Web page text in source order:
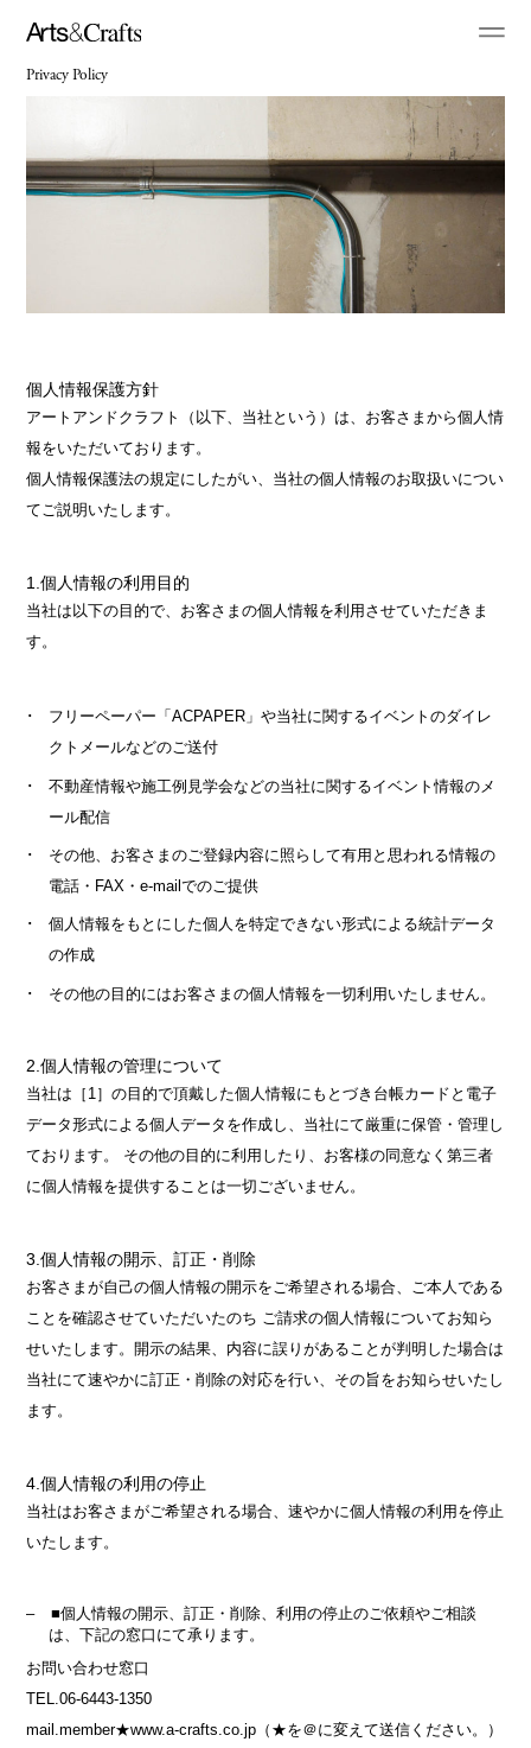
Privacy Policy
個人情報保護方針
アートアンドクラフト（以下、当社という）は、お客さまから個人情
報をいただいております。
個人情報保護法の規定にしたがい、当社の個人情報のお取扱いについ
てご説明いたします。
1.個人情報の利用目的
当社は以下の目的で、お客さまの個人情報を利用させていただきま
す。
フリーペーパー「ACPAPER」や当社に関するイベントのダイレ
クトメールなどのご送付
不動産情報や施工例見学会などの当社に関するイベント情報のメ
ール配信
その他、お客さまのご登録内容に照らして有用と思われる情報の
電話・FAX・e-mailでのご提供
個人情報をもとにした個人を特定できない形式による統計データ
の作成
その他の目的にはお客さまの個人情報を一切利用いたしません。
2.個人情報の管理について
当社は［1］の目的で頂戴した個人情報にもとづき台帳カードと電子
データ形式による個人データを作成し、当社にて厳重に保管・管理し
ております。 その他の目的に利用したり、お客様の同意なく第三者
に個人情報を提供することは一切ございません。
3.個人情報の開示、訂正・削除
お客さまが自己の個人情報の開示をご希望される場合、ご本人である
ことを確認させていただいたのち ご請求の個人情報についてお知ら
せいたします。開示の結果、内容に誤りがあることが判明した場合は
当社にて速やかに訂正・削除の対応を行い、その旨をお知らせいたし
ます。
4.個人情報の利用の停止
当社はお客さまがご希望される場合、速やかに個人情報の利用を停止
いたします。
■個人情報の開示、訂正・削除、利用の停止のご依頼やご相談
は、下記の窓口にて承ります。
お問い合わせ窓口
TEL.06-6443-1350
mail.member★www.a-crafts.co.jp（★を＠に変えて送信ください。）